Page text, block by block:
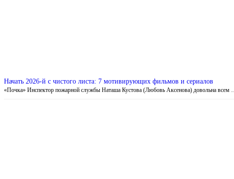
Начать 2026-й с чистого листа: 7 мотивирующих фильмов и сериалов
«Почка» Инспектор пожарной службы Наташа Кустова (Любовь Аксенова) довольна всем …